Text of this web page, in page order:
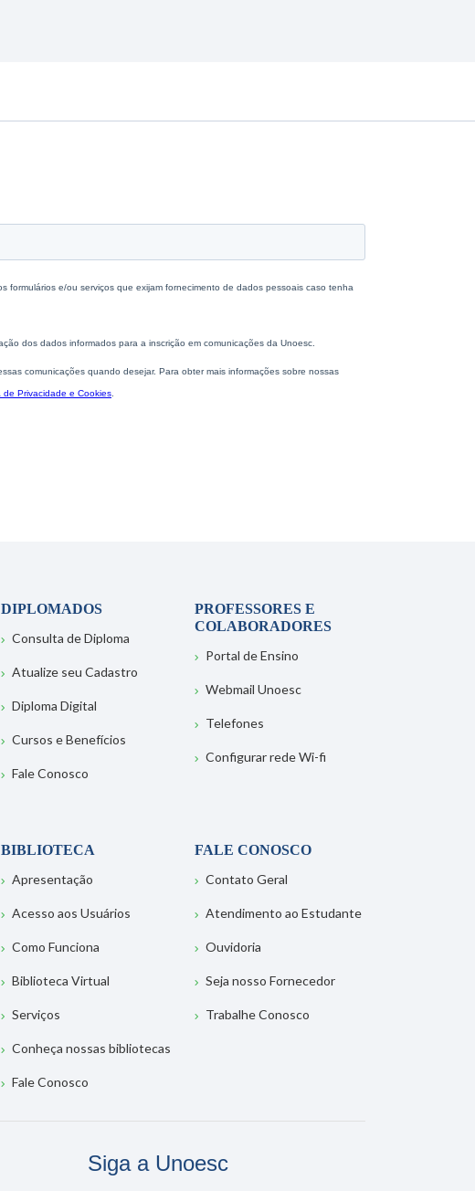
DIPLOMADOS
Consulta de Diploma
Atualize seu Cadastro
Diploma Digital
Cursos e Benefícios
Fale Conosco
PROFESSORES E
COLABORADORES
Portal de Ensino
Webmail Unoesc
Telefones
Configurar rede Wi-fi
BIBLIOTECA
Apresentação
Acesso aos Usuários
Como Funciona
Biblioteca Virtual
Serviços
Conheça nossas bibliotecas
Fale Conosco
FALE CONOSCO
Contato Geral
Atendimento ao Estudante
Ouvidoria
Seja nosso Fornecedor
Trabalhe Conosco
Siga a Unoesc